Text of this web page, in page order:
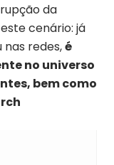
da
cenário: já
redes,é
no universo
bem como